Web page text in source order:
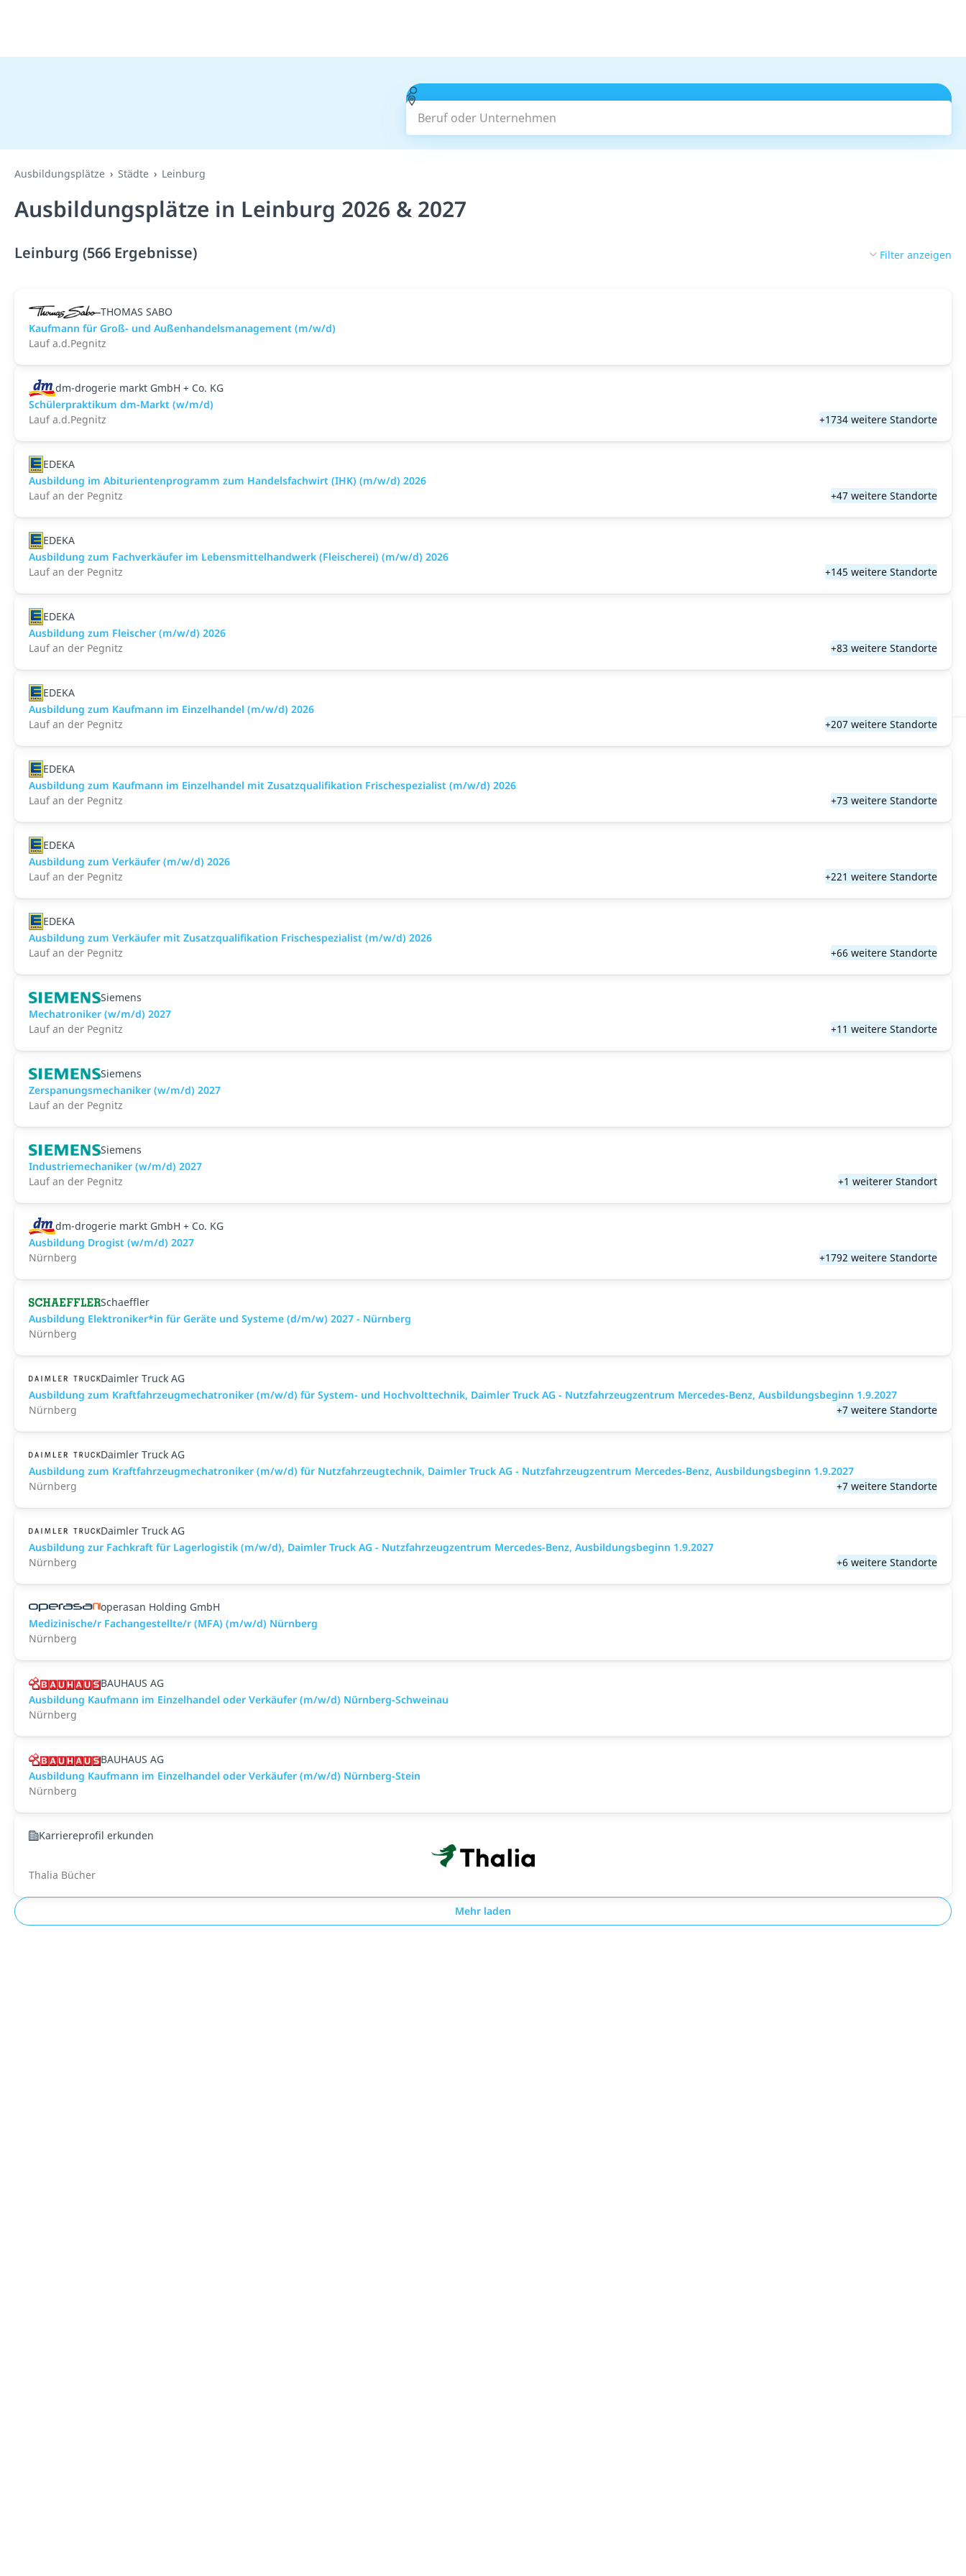
Beruf oder Unternehmen
Ausbildungsplätze Städte Leinburg
Ausbildungsplätze in Leinburg 2026 & 2027
Leinburg (566 Ergebnisse) Filter anzeigen
THOMAS SABO
Kaufmann für Groß- und Außenhandelsmanagement (m/w/d)
Lauf a.d.Pegnitz
dm-drogerie markt GmbH + Co. KG
Schülerpraktikum dm-Markt (w/m/d)
Lauf a.d.Pegnitz
+1734 weitere Standorte
EDEKA
Ausbildung im Abiturientenprogramm zum Handelsfachwirt (IHK) (m/w/d) 2026
Lauf an der Pegnitz
+47 weitere Standorte
EDEKA
Ausbildung zum Fachverkäufer im Lebensmittelhandwerk (Fleischerei) (m/w/d) 2026
Lauf an der Pegnitz
+145 weitere Standorte
EDEKA
Ausbildung zum Fleischer (m/w/d) 2026
Lauf an der Pegnitz
+83 weitere Standorte
EDEKA
Ausbildung zum Kaufmann im Einzelhandel (m/w/d) 2026
Lauf an der Pegnitz
+207 weitere Standorte
EDEKA
Ausbildung zum Kaufmann im Einzelhandel mit Zusatzqualifikation Frischespezialist (m/w/d) 2026
Lauf an der Pegnitz
+73 weitere Standorte
EDEKA
Ausbildung zum Verkäufer (m/w/d) 2026
Lauf an der Pegnitz
+221 weitere Standorte
EDEKA
Ausbildung zum Verkäufer mit Zusatzqualifikation Frischespezialist (m/w/d) 2026
Lauf an der Pegnitz
+66 weitere Standorte
Siemens
Mechatroniker (w/m/d) 2027
Lauf an der Pegnitz
+11 weitere Standorte
Siemens
Zerspanungsmechaniker (w/m/d) 2027
Lauf an der Pegnitz
Siemens
Industriemechaniker (w/m/d) 2027
Lauf an der Pegnitz
+1 weiterer Standort
dm-drogerie markt GmbH + Co. KG
Ausbildung Drogist (w/m/d) 2027
Nürnberg
+1792 weitere Standorte
Schaeffler
Ausbildung Elektroniker*in für Geräte und Systeme (d/m/w) 2027 - Nürnberg
Nürnberg
Daimler Truck AG
Ausbildung zum Kraftfahrzeugmechatroniker (m/w/d) für System- und Hochvolttechnik, Daimler Truck AG - Nutzfahrzeugzentrum Mercedes-Benz, Ausbildungsbeginn 1.9.2027
Nürnberg
+7 weitere Standorte
Daimler Truck AG
Ausbildung zum Kraftfahrzeugmechatroniker (m/w/d) für Nutzfahrzeugtechnik, Daimler Truck AG - Nutzfahrzeugzentrum Mercedes-Benz, Ausbildungsbeginn 1.9.2027
Nürnberg
+7 weitere Standorte
Daimler Truck AG
Ausbildung zur Fachkraft für Lagerlogistik (m/w/d), Daimler Truck AG - Nutzfahrzeugzentrum Mercedes-Benz, Ausbildungsbeginn 1.9.2027
Nürnberg
+6 weitere Standorte
operasan Holding GmbH
Medizinische/r Fachangestellte/r (MFA) (m/w/d) Nürnberg
Nürnberg
BAUHAUS AG
Ausbildung Kaufmann im Einzelhandel oder Verkäufer (m/w/d) Nürnberg-Schweinau
Nürnberg
BAUHAUS AG
Ausbildung Kaufmann im Einzelhandel oder Verkäufer (m/w/d) Nürnberg-Stein
Nürnberg
Karriereprofil erkunden
Thalia Bücher
Mehr laden